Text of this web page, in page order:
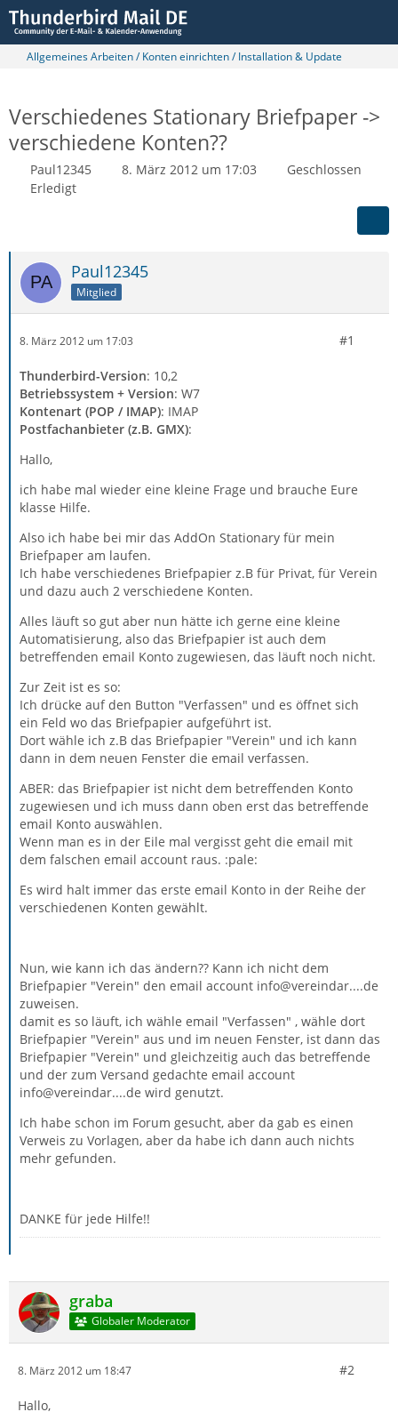
Allgemeines Arbeiten / Konten einrichten / Installation & Update
Verschiedenes Stationary Briefpaper ->
verschiedene Konten??
Paul12345 8. März 2012 um 17:03
Geschlossen
Erledigt
Paul12345
Mitglied
8. März 2012 um 17:03 #1
Thunderbird-Version: 10,2
Betriebssystem + Version: W7
Kontenart (POP / IMAP): IMAP
Postfachanbieter (z.B. GMX):
Hallo,
ich habe mal wieder eine kleine Frage und brauche Eure
klasse Hilfe.
Also ich habe bei mir das AddOn Stationary für mein
Briefpaper am laufen.
Ich habe verschiedenes Briefpapier z.B für Privat, für Verein
und dazu auch 2 verschiedene Konten.
Alles läuft so gut aber nun hätte ich gerne eine kleine
Automatisierung, also das Briefpapier ist auch dem
betreffenden email Konto zugewiesen, das läuft noch nicht.
Zur Zeit ist es so:
Ich drücke auf den Button "Verfassen" und es öffnet sich
ein Feld wo das Briefpapier aufgeführt ist.
Dort wähle ich z.B das Briefpapier "Verein" und ich kann
dann in dem neuen Fenster die email verfassen.
ABER: das Briefpapier ist nicht dem betreffenden Konto
zugewiesen und ich muss dann oben erst das betreffende
email Konto auswählen.
Wenn man es in der Eile mal vergisst geht die email mit
dem falschen email account raus. :pale:
Es wird halt immer das erste email Konto in der Reihe der
verschiedenen Konten gewählt.
Nun, wie kann ich das ändern?? Kann ich nicht dem
Briefpapier "Verein" den email account info@vereindar....de
zuweisen.
damit es so läuft, ich wähle email "Verfassen" , wähle dort
Briefpapier "Verein" aus und im neuen Fenster, ist dann das
Briefpapier "Verein" und gleichzeitig auch das betreffende
und der zum Versand gedachte email account
info@vereindar....de wird genutzt.
Ich habe schon im Forum gesucht, aber da gab es einen
Verweis zu Vorlagen, aber da habe ich dann auch nichts
mehr gefunden.
DANKE für jede Hilfe!!
graba
Globaler Moderator
8. März 2012 um 18:47 #2
Hallo,